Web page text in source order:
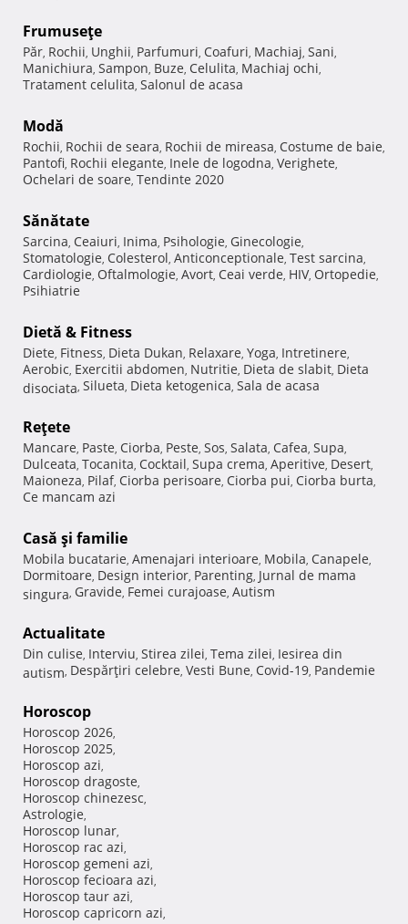
Frumuseţe
Păr, Rochii, Unghii, Parfumuri, Coafuri, Machiaj, Sani,
Manichiura, Sampon, Buze, Celulita, Machiaj ochi,
Tratament celulita, Salonul de acasa
Modă
Rochii, Rochii de seara, Rochii de mireasa, Costume de baie,
Pantofi, Rochii elegante, Inele de logodna, Verighete,
Ochelari de soare, Tendinte 2020
Sănătate
Sarcina, Ceaiuri, Inima, Psihologie, Ginecologie,
Stomatologie, Colesterol, Anticonceptionale, Test sarcina,
Cardiologie, Oftalmologie, Avort, Ceai verde, HIV, Ortopedie,
Psihiatrie
Dietă & Fitness
Diete, Fitness, Dieta Dukan, Relaxare, Yoga, Intretinere,
Aerobic, Exercitii abdomen, Nutritie, Dieta de slabit, Dieta
disociata, Silueta, Dieta ketogenica, Sala de acasa
Reţete
Mancare, Paste, Ciorba, Peste, Sos, Salata, Cafea, Supa,
Dulceata, Tocanita, Cocktail, Supa crema, Aperitive, Desert,
Maioneza, Pilaf, Ciorba perisoare, Ciorba pui, Ciorba burta,
Ce mancam azi
Casă şi familie
Mobila bucatarie, Amenajari interioare, Mobila, Canapele,
Dormitoare, Design interior, Parenting, Jurnal de mama
singura, Gravide, Femei curajoase, Autism
Actualitate
Din culise, Interviu, Stirea zilei, Tema zilei, Iesirea din
autism, Despărţiri celebre, Vesti Bune, Covid-19, Pandemie
Horoscop
Horoscop 2026,
Horoscop 2025,
Horoscop azi,
Horoscop dragoste,
Horoscop chinezesc,
Astrologie,
Horoscop lunar,
Horoscop rac azi,
Horoscop gemeni azi,
Horoscop fecioara azi,
Horoscop taur azi,
Horoscop capricorn azi,